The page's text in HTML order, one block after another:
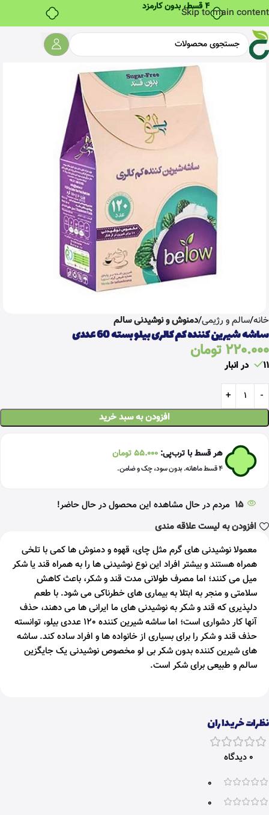
۴ قسط، بدون کارمزد
Skip to main content
معمولا نوشیدنی های گرم مثل چای، قهوه و دمنوش ها کمی با تلخی
همراه هستند و بیشتر افراد این نوع نوشیدنی ها را به همراه قند یا شکر
میل می کنند؛ اما مصرف طولانی مدت قند و شکر، باعث کاهش
سلامتی و منجر به ابتلا به بیماری های خطرناکی می شود. با طعم
دلپذیری که قند و شکر به نوشیدنی های ما ایرانی ها می دهند، حذف
آنها کار دشواری است؛ اما ساشه شیرین کننده 120 عددی بیلو، توانسته
حذف قند و شکر را برای بسیاری از خانواده ها و افراد ساده کند. ساشه
های شیرین کننده بدون شکر بی لو مخصوص نوشیدنی یک جایگزین
سالم و طبیعی برای شکر است.
خانه سالم و رژیمی دمنوش و نوشیدنی سالم
ساشه شیرین کننده کم کالری بیلو بسته 60 عددی
220.000تومان
11 در انبار
افزودن به سبد خرید
هر قسط با ترب‌پی: 55.000تومان
۴ قسط ماهانه. بدون سود، چک و ضامن.
15 مردم در حال مشاهده این محصول در حال حاضر!
افزودن به لیست علاقه مندی
نظرات خریداران
0 دیدگاه
0
0